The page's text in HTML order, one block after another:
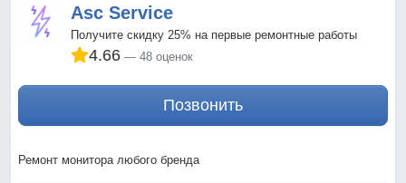
Asc Service
Получите скидку 25% на первые ремонтные работы
4.66 48 оценок
Позвонить
Ремонт монитора любого бренда